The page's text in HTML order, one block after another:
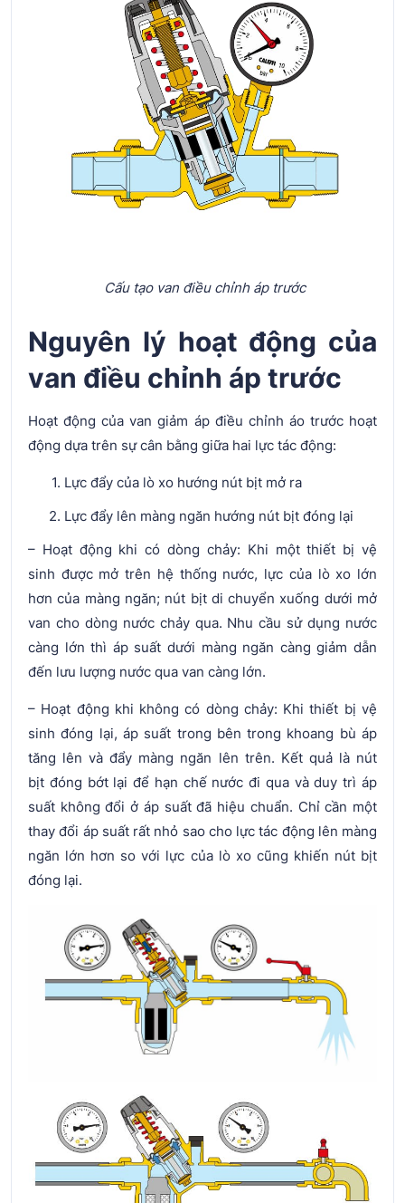
Cấu tạo van điều chỉnh áp trước
Nguyên lý hoạt động của
van điều chỉnh áp trước
Hoạt động của van giảm áp điều chỉnh áo trước hoạt
động dựa trên sự cân bằng giữa hai lực tác động:
Lực đẩy của lò xo hướng nút bịt mở ra
Lực đẩy lên màng ngăn hướng nút bịt đóng lại
– Hoạt động khi có dòng chảy: Khi một thiết bị vệ
sinh được mở trên hệ thống nước, lực của lò xo lớn
hơn của màng ngăn; nút bịt di chuyển xuống dưới mở
van cho dòng nước chảy qua. Nhu cầu sử dụng nước
càng lớn thì áp suất dưới màng ngăn càng giảm dẫn
đến lưu lượng nước qua van càng lớn.
– Hoạt động khi không có dòng chảy: Khi thiết bị vệ
sinh đóng lại, áp suất trong bên trong khoang bù áp
tăng lên và đẩy màng ngăn lên trên. Kết quả là nút
bịt đóng bớt lại để hạn chế nước đi qua và duy trì áp
suất không đổi ở áp suất đã hiệu chuẩn. Chỉ cần một
thay đổi áp suất rất nhỏ sao cho lực tác động lên màng
ngăn lớn hơn so với lực của lò xo cũng khiến nút bịt
đóng lại.